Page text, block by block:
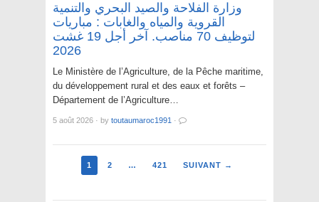
وزارة الفلاحة والصيد البحري والتنمية
القروية والمياه والغابات : مباريات
لتوظيف 70 مناصب. آخر أجل 19 غشت
2026
Le Ministère de l’Agriculture, de la Pêche maritime,
du développement rural et des eaux et forêts –
Département de l’Agriculture…
5 août 2026 · by toutaumaroc1991 ·
1 2 … 421 SUIVANT →